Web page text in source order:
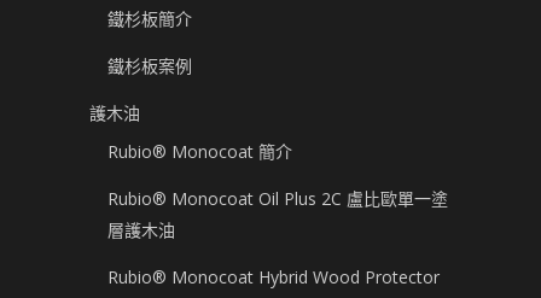
鐵杉板簡介
鐵杉板案例
護木油
Rubio® Monocoat 簡介
Rubio® Monocoat Oil Plus 2C 盧比歐單一塗
層護木油
Rubio® Monocoat Hybrid Wood Protector